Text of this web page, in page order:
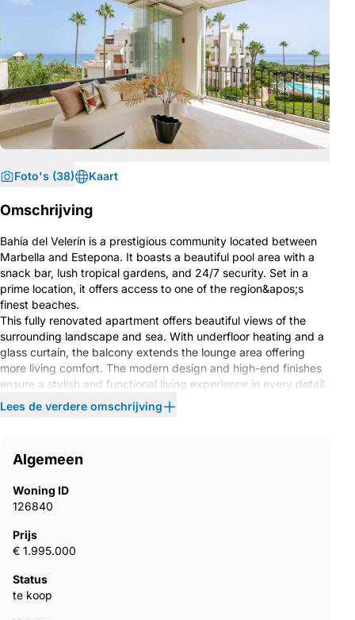
Foto's (38) Kaart
Omschrijving
Bahía del Velerín is a prestigious community located between
Marbella and Estepona. It boasts a beautiful pool area with a
snack bar, lush tropical gardens, and 24/7 security. Set in a
prime location, it offers access to one of the region&apos;s
finest beaches.
This fully renovated apartment offers beautiful views of the
surrounding landscape and sea. With underfloor heating and a
glass curtain, the balcony extends the lounge area offering
more living comfort. The modern design and high-end finishes
ensure a stylish and functional living experience in every detail.
The apartment is filled ‌with ‌luxurious ‌touches, ‌including an
‌open-plan ‌designer ‌kitchen ‌with ‌premium German ‌appliances,
‌wardrobes.
Lees de verdere omschrijving
Algemeen
Woning ID
126840
Prijs
€ 1.995.000
Status
te koop